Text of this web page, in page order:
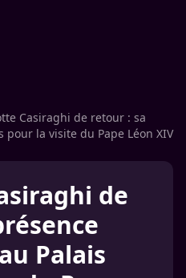
Casiraghi de retour : sa
la visite du Pape Léon XIV
de
Palais